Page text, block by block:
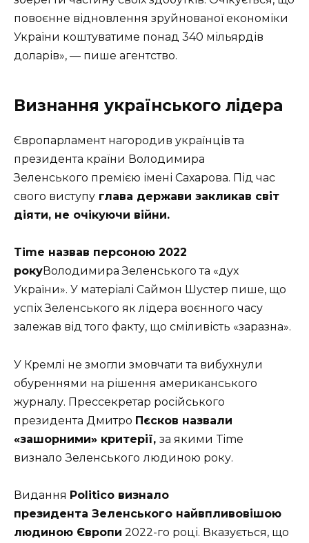
повоєнне відновлення зруйнованої економіки
України коштуватиме понад 340 мільярдів
доларів», — пише агентство.
Визнання українського лідера
Європарламент нагородив українців та
президента країни Володимира
Зеленського премією імені Сахарова. Під час
свого виступу глава держави закликав світ
діяти, не очікуючи війни.
Time назвав персоною 2022
рокуВолодимира Зеленського та «дух
України». У матеріалі Саймон Шустер пише, що
успіх Зеленського як лідера воєнного часу
залежав від того факту, що сміливість «заразна».
У Кремлі не змогли змовчати та вибухнули
обуреннями на рішення американського
журналу. Прессекретар російського
президента Дмитро Пєсков назвали
«зашорними» критерії, за якими Time
визнало Зеленського людиною року.
Видання Politico визнало
президента Зеленського найвпливовішою
людиною Європи 2022-го році. Вказується, що